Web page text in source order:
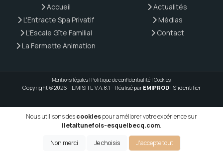
Accueil
L'Entracte Spa Privatif
L'Escale Gîte Familial
La Fermette Animation
Actualités
Médias
Contact
Mentions légales | Politique de confidentialité | Cookies
Copyright @2026 - EMISITE V.4.8.1 - Réalisé par EMIPROD | S'identifier
Nous utilisons descookiespour améliorer votre expérience sur
iletaitunefois-esquelbecq.com.
Non merci Je choisis J'accepte tout